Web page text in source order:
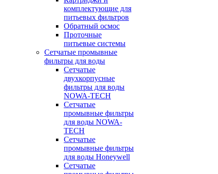
комплектующие для
питьевых фильтров
Обратный осмос
Проточные
питьевые системы
Сетчатые промывные
фильтры для воды
Сетчатые
двухкорпусные
фильтры для воды
NOWA-TECH
Сетчатые
промывные фильтры
для воды NOWA-
TECH
Сетчатые
промывные фильтры
для воды Honeywell
Сетчатые